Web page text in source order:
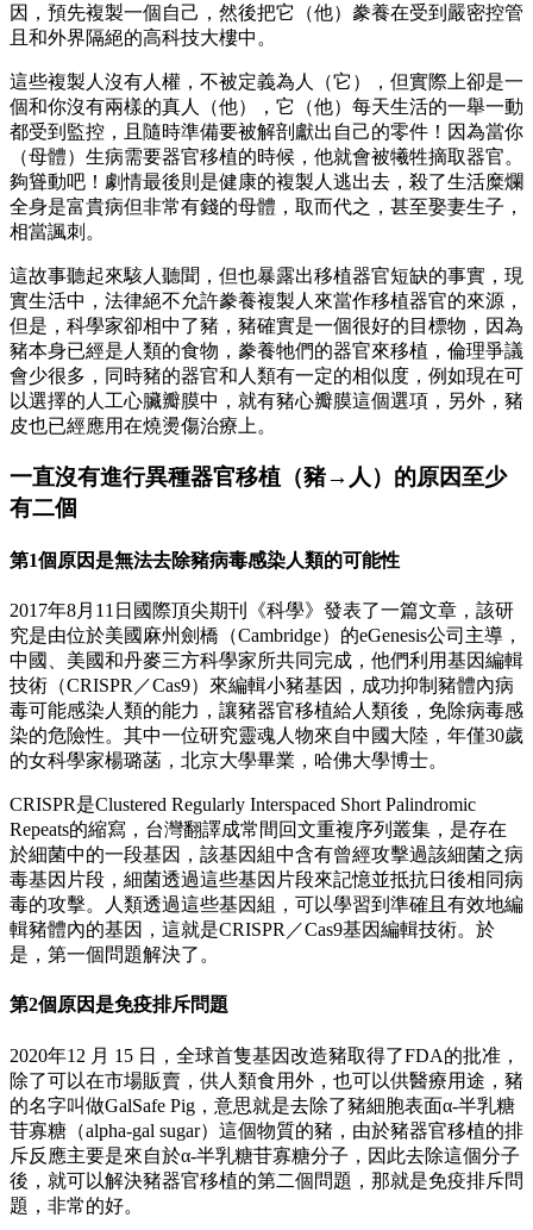
因，預先複製一個自己，然後把它（他）豢養在受到嚴密控管
且和外界隔絕的高科技大樓中。
這些複製人沒有人權，不被定義為人（它），但實際上卻是一
個和你沒有兩樣的真人（他），它（他）每天生活的一舉一動
都受到監控，且隨時準備要被解剖獻出自己的零件！因為當你
（母體）生病需要器官移植的時候，他就會被犧牲摘取器官。
夠聳動吧！劇情最後則是健康的複製人逃出去，殺了生活糜爛
全身是富貴病但非常有錢的母體，取而代之，甚至娶妻生子，
相當諷刺。
這故事聽起來駭人聽聞，但也暴露出移植器官短缺的事實，現
實生活中，法律絕不允許豢養複製人來當作移植器官的來源，
但是，科學家卻相中了豬，豬確實是一個很好的目標物，因為
豬本身已經是人類的食物，豢養牠們的器官來移植，倫理爭議
會少很多，同時豬的器官和人類有一定的相似度，例如現在可
以選擇的人工心臟瓣膜中，就有豬心瓣膜這個選項，另外，豬
皮也已經應用在燒燙傷治療上。
一直沒有進行異種器官移植（豬→人）的原因至少
有二個
第1個原因是無法去除豬病毒感染人類的可能性
2017年8月 11 日國際頂尖期刊《科學》 發表了一篇文章，該研
究是由位於美國麻州劍橋（Cambridge）的eGenesis公司主導，
中國、美國和丹麥三方科學家所共同完成，他們利用基因編輯
技術（CRISPR ／Cas9）來編輯小豬基因，成功抑制豬體內病
毒可能感染人類的能力，讓豬器官移植給人類後，免除病毒感
染的危險性。其中一位研究靈魂人物來自中國大陸，年僅30歲
的女科學家楊璐菡，北京大學畢業，哈佛大學博士。
CRISPR是Clustered Regularly Interspaced Short Palindromic
Repeats的縮寫，台灣翻譯成常間回文重複序列叢集，是存在
於細菌中的一段基因，該基因組中含有曾經攻擊過該細菌之病
毒基因片段，細菌透過這些基因片段來記憶並抵抗日後相同病
毒的攻擊。人類透過這些基因組，可以學習到準確且有效地編
輯豬體內的基因，這就是CRISPR ／Cas9基因編輯技術。於
是，第一個問題解決了。
第2個原因是免疫排斥問題
2020年12 月 15 日，全球首隻基因改造豬取得了FDA的批准，
除了可以在市場販賣，供人類食用外，也可以供醫療用途，豬
的名字叫做GalSafe Pig ，意思就是去除了豬細胞表面α-半乳糖
苷寡糖（alpha-gal sugar）這個物質的豬，由於豬器官移植的排
斥反應主要是來自於α-半乳糖苷寡糖分子，因此去除這個分子
後，就可以解決豬器官移植的第二個問題，那就是免疫排斥問
題，非常的好。